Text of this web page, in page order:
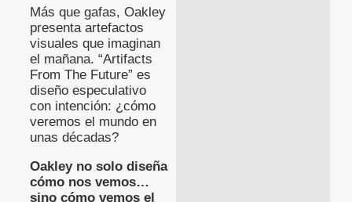
Más que gafas, Oakley
presenta artefactos
visuales que imaginan
el mañana. “Artifacts
From The Future” es
diseño especulativo
con intención: ¿cómo
veremos el mundo en
unas décadas?
Oakley no solo diseña
cómo nos vemos…
sino cómo vemos el